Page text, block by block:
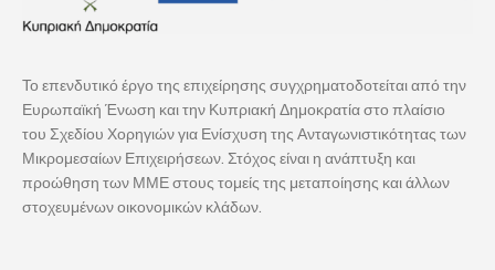
Το επενδυτικό έργο της επιχείρησης συγχρηματοδοτείται από την
Ευρωπαϊκή Ένωση και την Κυπριακή Δημοκρατία στο πλαίσιο
του Σχεδίου Χορηγιών για Ενίσχυση της Ανταγωνιστικότητας των
Μικρομεσαίων Επιχειρήσεων. Στόχος είναι η ανάπτυξη και
προώθηση των ΜΜΕ στους τομείς της μεταποίησης και άλλων
στοχευμένων οικονομικών κλάδων.